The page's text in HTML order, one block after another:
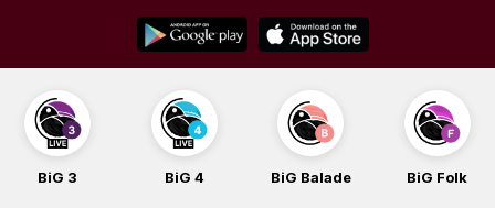
content
BiG 3 BiG 4 BiG Balade BiG Folk